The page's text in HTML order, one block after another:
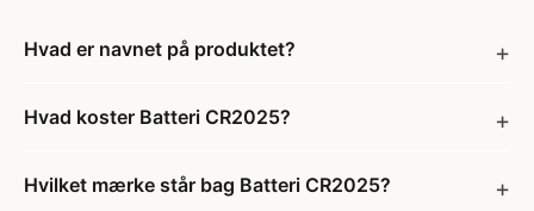
Hvad er navnet på produktet?
Hvad koster Batteri CR2025?
Hvilket mærke står bag Batteri CR2025?